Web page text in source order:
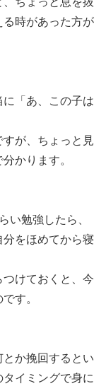
時があった方が
「あ、この子は
が、ちょっと見
かります。
勉強したら、
をほめてから寝
けておくと、今
す。
か挽回するとい
イミングで身に